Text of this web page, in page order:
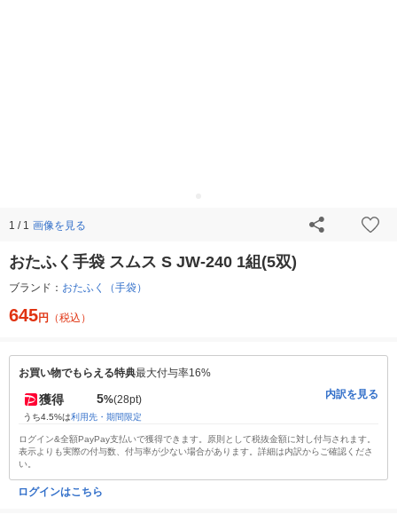
1 / 1 画像を見る
おたふく手袋 スムス S JW-240 1組(5双)
ブランド： おたふく（手袋）
645円 （税込）
お買い物でもらえる特典最大付与率16%
獲得 5%(28pt)
うち4.5%は利用先・期間限定
内訳を見る
ログイン&全額PayPay支払いで獲得できます。原則として税抜金額に対し付与されます。
表示よりも実際の付与数、付与率が少ない場合があります。詳細は内訳からご確認くださ
い。
ログインはこちら